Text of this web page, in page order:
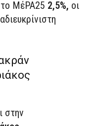
ΜέΡΑ25 2,5%, οι
στην